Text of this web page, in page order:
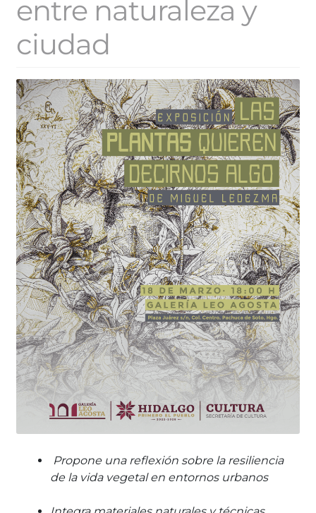
entre naturaleza y
ciudad
Propone una reflexión sobre la resiliencia
de la vida vegetal en entornos urbanos